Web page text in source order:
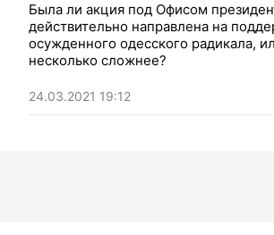
Была ли акция под Офисом
действительно направлена на
осужденного одесского радикала,
несколько сложнее?
24.03.2021 19:12